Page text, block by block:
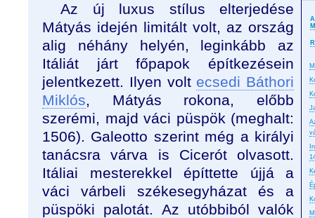
Az új luxus stílus elterjedése
Mátyás idején limitált volt, az ország
alig néhány helyén, leginkább az
Itáliát járt főpapok építkezésein
jelentkezett. Ilyen volt ecsedi Báthori
Miklós, Mátyás rokona, előbb
szerémi, majd váci püspök (meghalt:
1506). Galeotto szerint még a királyi
tanácsra várva is Cicerót olvasott.
Itáliai mesterekkel építtette újjá a
váci várbeli székesegyházat és a
püspöki palotát. Az utóbbiból valók